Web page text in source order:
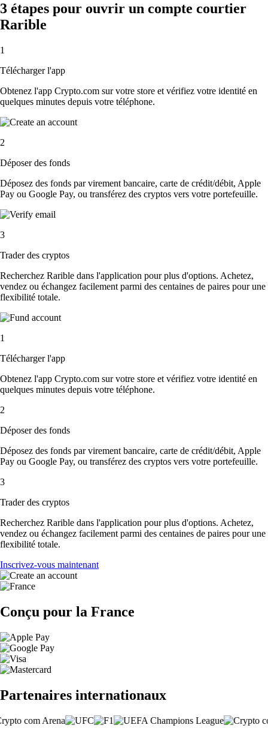
3 étapes pour ouvrir un compte courtier
Rarible
1
Télécharger l'app
Obtenez l'app Crypto.com sur votre store et vérifiez votre identité en
quelques minutes depuis votre téléphone.
2
Déposer des fonds
Déposez des fonds par virement bancaire, carte de crédit/débit, Apple
Pay ou Google Pay, ou transférez des cryptos vers votre portefeuille.
3
Trader des cryptos
Recherchez Rarible dans l'application pour plus d'options. Achetez,
vendez ou échangez facilement parmi des centaines de paires pour une
flexibilité totale.
1
Télécharger l'app
Obtenez l'app Crypto.com sur votre store et vérifiez votre identité en
quelques minutes depuis votre téléphone.
2
Déposer des fonds
Déposez des fonds par virement bancaire, carte de crédit/débit, Apple
Pay ou Google Pay, ou transférez des cryptos vers votre portefeuille.
3
Trader des cryptos
Recherchez Rarible dans l'application pour plus d'options. Achetez,
vendez ou échangez facilement parmi des centaines de paires pour une
flexibilité totale.
Inscrivez-vous maintenant
Conçu pour la France
Partenaires internationaux